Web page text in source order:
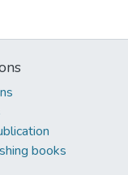
books